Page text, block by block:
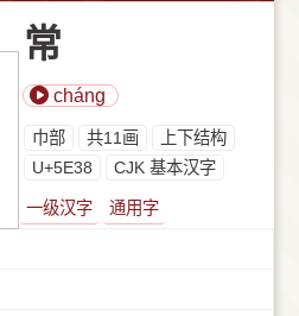
常
cháng
⼱部 共11画
上下结构
U+5E38
CJK 基本汉字
一级汉字 通用字